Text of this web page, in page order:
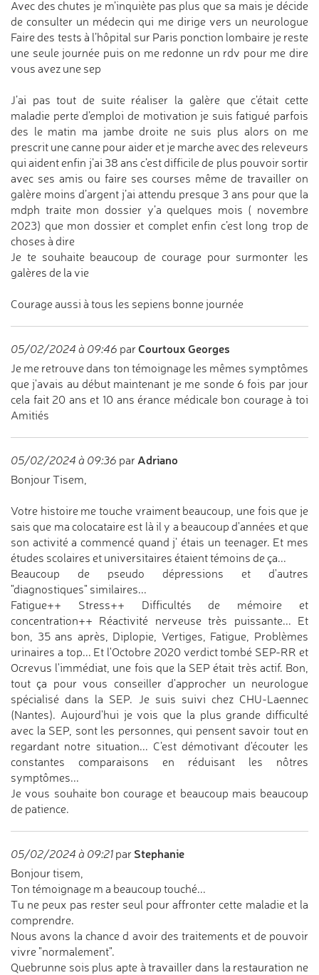
Avec des chutes je m’inquiète pas plus que sa mais je décide
de consulter un médecin qui me dirige vers un neurologue
Faire des tests à l’hôpital sur Paris ponction lombaire je reste
une seule journée puis on me redonne un rdv pour me dire
vous avez une sep
J’ai pas tout de suite réaliser la galère que c’était cette
maladie perte d’emploi de motivation je suis fatigué parfois
des le matin ma jambe droite ne suis plus alors on me
prescrit une canne pour aider et je marche avec des releveurs
qui aident enfin j’ai 38 ans c’est difficile de plus pouvoir sortir
avec ses amis ou faire ses courses même de travailler on
galère moins d’argent j’ai attendu presque 3 ans pour que la
mdph traite mon dossier y’a quelques mois ( novembre
2023) que mon dossier et complet enfin c’est long trop de
choses à dire
Je te souhaite beaucoup de courage pour surmonter les
galères de la vie
Courage aussi à tous les sepiens bonne journée
05/02/2024 à 09:46 par Courtoux Georges
Je me retrouve dans ton témoignage les mêmes symptômes
que j'avais au début maintenant je me sonde 6 fois par jour
cela fait 20 ans et 10 ans érance médicale bon courage à toi
Amitiés
05/02/2024 à 09:36 par Adriano
Bonjour Tisem,
Votre histoire me touche vraiment beaucoup, une fois que je
sais que ma colocataire est là il y a beaucoup d'années et que
son activité a commencé quand j' étais un teenager. Et mes
études scolaires et universitaires étaient témoins de ça...
Beaucoup de pseudo dépressions et d'autres
"diagnostiques" similaires...
Fatigue++ Stress++ Difficultés de mémoire et
concentration++ Réactivité nerveuse très puissante... Et
bon, 35 ans après, Diplopie, Vertiges, Fatigue, Problèmes
urinaires a top... Et l'Octobre 2020 verdict tombé SEP-RR et
Ocrevus l'immédiat, une fois que la SEP était très actif. Bon,
tout ça pour vous conseiller d'approcher un neurologue
spécialisé dans la SEP. Je suis suivi chez CHU-Laennec
(Nantes). Aujourd'hui je vois que la plus grande difficulté
avec la SEP, sont les personnes, qui pensent savoir tout en
regardant notre situation... C'est démotivant d'écouter les
constantes comparaisons en réduisant les nôtres
symptômes...
Je vous souhaite bon courage et beaucoup mais beaucoup
de patience.
05/02/2024 à 09:21 par Stephanie
Bonjour tisem,
Ton témoignage m a beaucoup touché...
Tu ne peux pas rester seul pour affronter cette maladie et la
comprendre.
Nous avons la chance d avoir des traitements et de pouvoir
vivre "normalement".
Quebrunne sois plus apte à travailler dans la restauration ne